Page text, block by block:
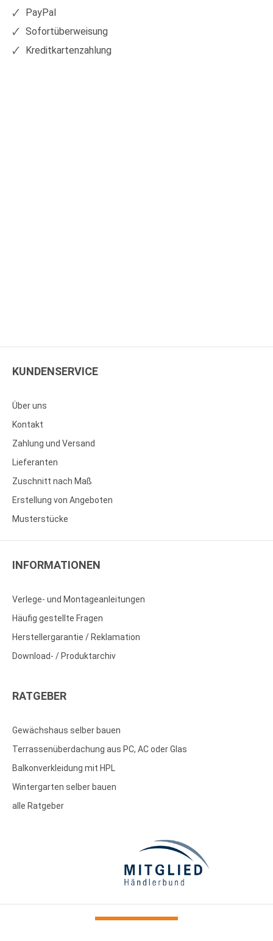
PayPal
Sofortüberweisung
Kreditkartenzahlung
KUNDENSERVICE
Über uns
Kontakt
Zahlung und Versand
Lieferanten
Zuschnitt nach Maß
Erstellung von Angeboten
Musterstücke
INFORMATIONEN
Verlege- und Montageanleitungen
Häufig gestellte Fragen
Herstellergarantie / Reklamation
Download- / Produktarchiv
RATGEBER
Gewächshaus selber bauen
Terrassenüberdachung aus PC, AC oder Glas
Balkonverkleidung mit HPL
Wintergarten selber bauen
alle Ratgeber